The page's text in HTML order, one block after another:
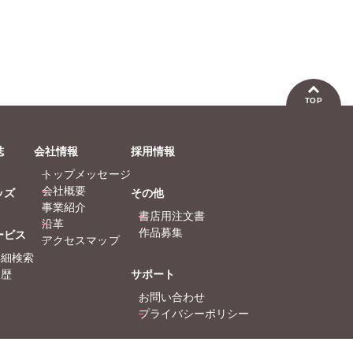
TOP
ズ
ビス
検索
会社情報
トップメッセージ
会社概要
事業紹介
沿革
アクセスマップ
採用情報
その他
書店用注文書
作品募集
サポート
お問い合わせ
プライバシーポリシー